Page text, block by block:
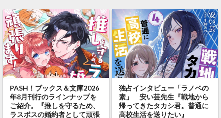
PASH！ブックス＆文庫2026
年8月刊行のラインナップを
ご紹介。『推しを守るため、
ラスボスの婚約者として頑張
独占インタビュー「ラノベの
素」 安い芸先生『戦地から
帰ってきたタカシ君。普通に
高校生活を送りたい』